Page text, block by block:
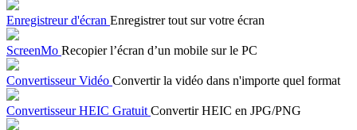
Enregistreur d'écran Enregistrer tout sur votre écran
ScreenMo Recopier l’écran d’un mobile sur le PC
Convertisseur Vidéo Convertir la vidéo dans n'importe quel format
Convertisseur HEIC Gratuit Convertir HEIC en JPG/PNG